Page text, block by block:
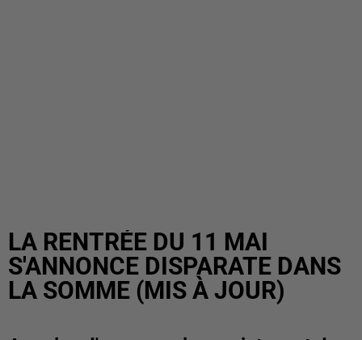
LA RENTRÉE DU 11 MAI
S'ANNONCE DISPARATE DANS
LA SOMME (MIS À JOUR)